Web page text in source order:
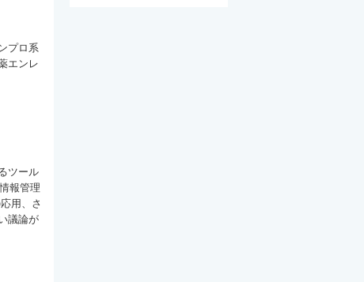
プロ系
エンレ
ツール
報管理
用、さ
議論が